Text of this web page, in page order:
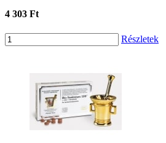
4 303 Ft
Részletek